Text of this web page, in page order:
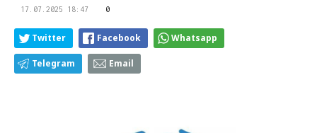
17.07.2025 18:47 0
Twitter Facebook Whatsapp
Telegram Email